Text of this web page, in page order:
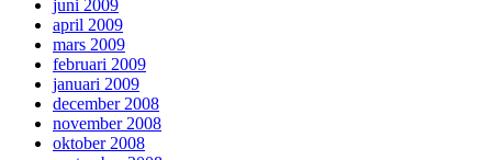
juni 2009
april 2009
mars 2009
februari 2009
januari 2009
december 2008
november 2008
oktober 2008